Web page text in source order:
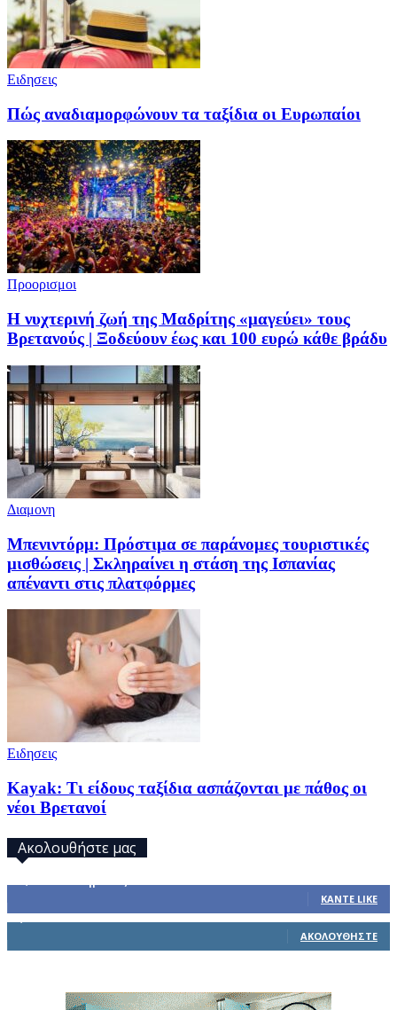
Ειδησεις
Πώς αναδιαμορφώνουν τα ταξίδια οι Ευρωπαίοι
Προορισμοι
Η νυχτερινή ζωή της Μαδρίτης «μαγεύει» τους
Βρετανούς | Ξοδεύουν έως και 100 ευρώ κάθε βράδυ
Διαμονη
Μπενιντόρμ: Πρόστιμα σε παράνομες τουριστικές
μισθώσεις | Σκληραίνει η στάση της Ισπανίας
απέναντι στις πλατφόρμες
Ειδησεις
Kayak: Τι είδους ταξίδια ασπάζονται με πάθος οι
νέοι Βρετανοί
Ακολουθήστε μας
ΚΆΝΤΕ LIKE
ΑΚΟΛΟΥΘΉΣΤΕ